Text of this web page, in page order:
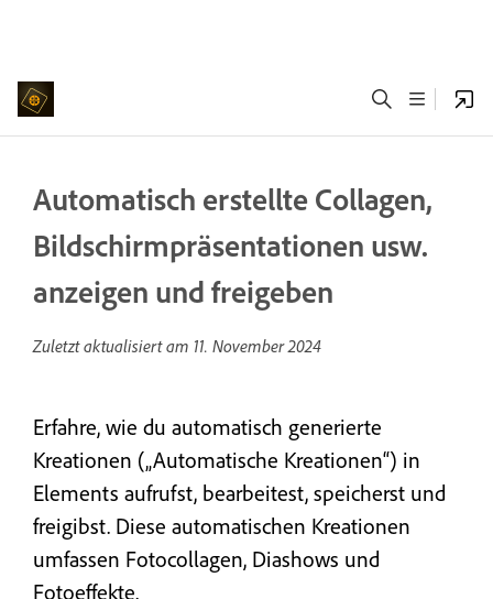
Automatisch erstellte Collagen,
Bildschirmpräsentationen usw.
anzeigen und freigeben
Zuletzt aktualisiert am 11. November 2024
Erfahre, wie du automatisch generierte
Kreationen („Automatische Kreationen“) in
Elements aufrufst, bearbeitest, speicherst und
freigibst. Diese automatischen Kreationen
umfassen Fotocollagen, Diashows und
Fotoeffekte.